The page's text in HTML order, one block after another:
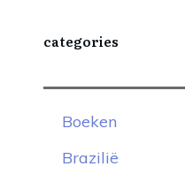
categories
Boeken
Brazilië